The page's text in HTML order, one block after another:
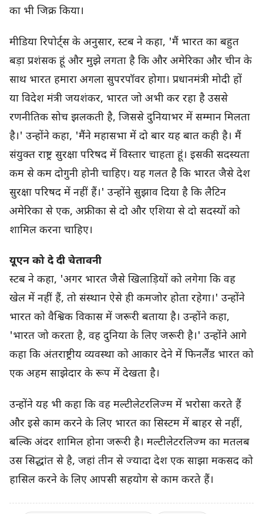
का भी जिक्र किया।
मीडिया रिपोर्ट्स के अनुसार, स्टब ने कहा, 'मैं भारत का बहुत
बड़ा प्रशंसक हूं और मुझे लगता है कि और अमेरिका और चीन के
साथ भारत हमारा अगला सुपरपॉवर होगा। प्रधानमंत्री मोदी हों
या विदेश मंत्री जयशंकर, भारत जो अभी कर रहा है उससे
रणनीतिक सोच झलकती है, जिससे दुनियाभर में सम्मान मिलता
है।' उन्होंने कहा, 'मैंने महासभा में दो बार यह बात कही है। मैं
संयुक्त राष्ट्र सुरक्षा परिषद में विस्तार चाहता हूं। इसकी सदस्यता
कम से कम दोगुनी होनी चाहिए। यह गलत है कि भारत जैसे देश
सुरक्षा परिषद में नहीं हैं।' उन्होंने सुझाव दिया है कि लैटिन
अमेरिका से एक, अफ्रीका से दो और एशिया से दो सदस्यों को
शामिल करना चाहिए।
यूएन को दे दी चेतावनी
स्टब ने कहा, 'अगर भारत जैसे खिलाड़ियों को लगेगा कि वह
खेल में नहीं हैं, तो संस्थान ऐसे ही कमजोर होता रहेगा।' उन्होंने
भारत को वैश्विक विकास में जरूरी बताया है। उन्होंने कहा,
'भारत जो करता है, वह दुनिया के लिए जरूरी है।' उन्होंने आगे
कहा कि अंतराष्ट्रीय व्यवस्था को आकार देने में फिनलैंड भारत को
एक अहम साझेदार के रूप में देखता है।
उन्होंने यह भी कहा कि वह मल्टीलेटरलिज्म में भरोसा करते हैं
और इसे काम करने के लिए भारत का सिस्टम में बाहर से नहीं,
बल्कि अंदर शामिल होना जरूरी है। मल्टीलेटरलिज्म का मतलब
उस सिद्धांत से है, जहां तीन से ज्यादा देश एक साझा मकसद को
हासिल करने के लिए आपसी सहयोग से काम करते हैं।